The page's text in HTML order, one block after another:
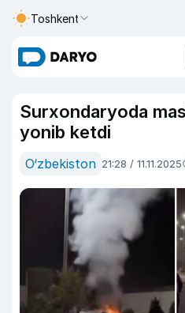
Toshkent
Surxondaryoda
yonib ketdi
O‘zbekiston 21:28 / 11.11.2025